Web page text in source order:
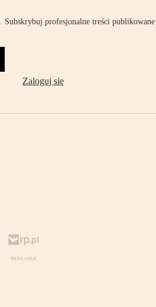
Subskrybuj profesjonalne treści publikowane
Zaloguj się